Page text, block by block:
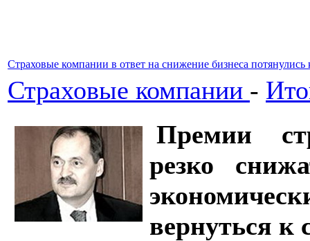
Страховые компании в ответ на снижение бизнеса
Страховые компании -
Премии
резко
вернуться к